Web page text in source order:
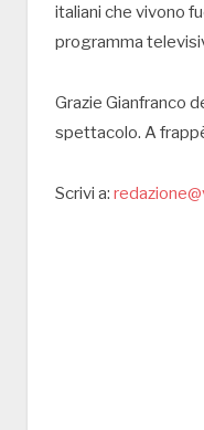
italiani che vivono
programma
Grazie Gianfranco
spettacolo. A
Scrivi a: